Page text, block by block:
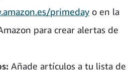
primeday o en la
para crear alertas de
Añade artículos a tu lista de